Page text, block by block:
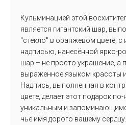
Кульминацией этой
является гигантский шар,
"стекло" в оранжевом цвете, с
надписью, нанесённой ярко-
шар – не просто украшение, а
выраженное языком красоты
Надпись, выполненная в
цвете, делает этот подарок
уникальным и
чьё имя дорого вашему